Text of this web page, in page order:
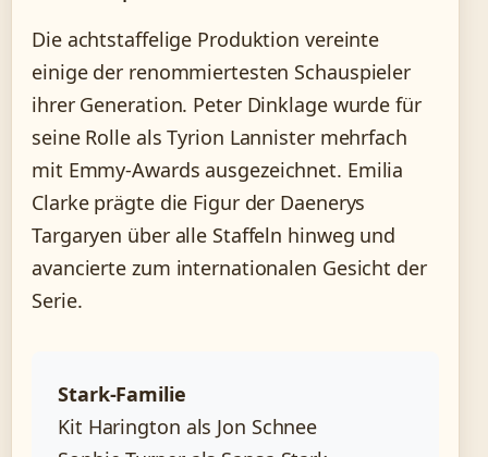
Die achtstaffelige Produktion vereinte
einige der renommiertesten Schauspieler
ihrer Generation. Peter Dinklage wurde für
seine Rolle als Tyrion Lannister mehrfach
mit Emmy-Awards ausgezeichnet. Emilia
Clarke prägte die Figur der Daenerys
Targaryen über alle Staffeln hinweg und
avancierte zum internationalen Gesicht der
Serie.
Stark-Familie
Kit Harington als Jon Schnee